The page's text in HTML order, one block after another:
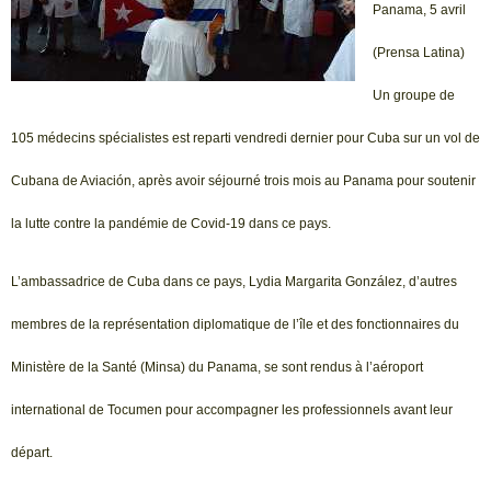
Panama, 5 avril
(Prensa Latina)
Un groupe de
105 médecins spécialistes est reparti vendredi dernier pour Cuba sur un vol de
Cubana de Aviación, après avoir séjourné trois mois au Panama pour soutenir
la lutte contre la pandémie de Covid-19 dans ce pays.
L’ambassadrice de Cuba dans ce pays, Lydia Margarita González, d’autres
membres de la représentation diplomatique de l’île et des fonctionnaires du
Ministère de la Santé (Minsa) du Panama, se sont rendus à l’aéroport
international de Tocumen pour accompagner les professionnels avant leur
départ.